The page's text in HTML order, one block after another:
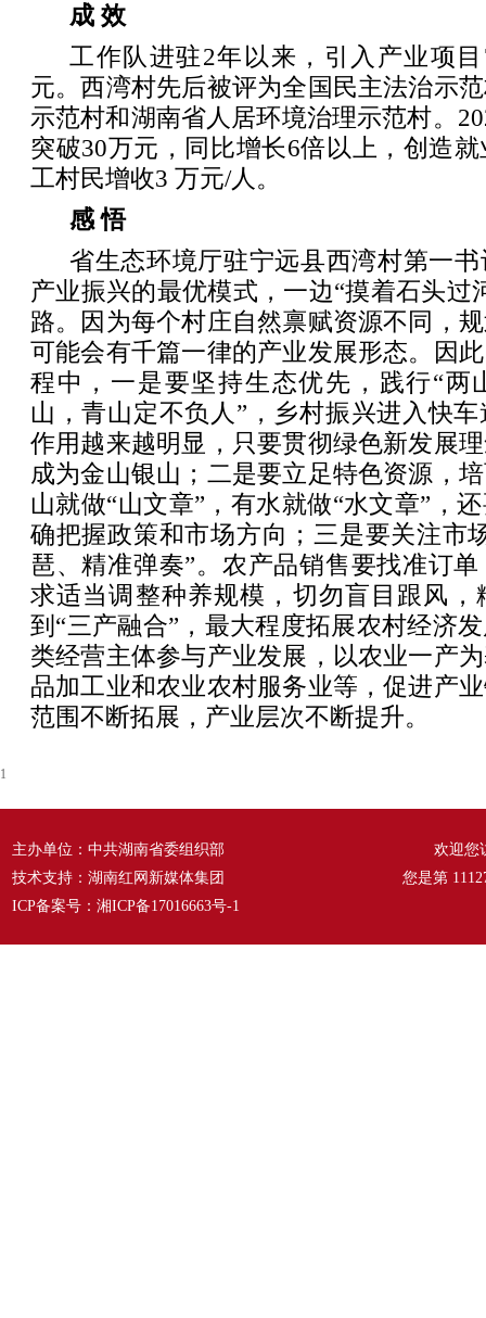
成 效
工作队进驻2年以来，引入产业项
元。西湾村先后被评为全国民主法治示
示范村和湖南省人居环境治理示范村。
突破30万元，同比增长6倍以上，创造
工村民增收3 万元/人。
感 悟
省生态环境厅驻宁远县西湾村第一
产业振兴的最优模式，一边“摸着石头过
路。因为每个村庄自然禀赋资源不同，
可能会有千篇一律的产业发展形态。因
程中，一是要坚持生态优先，践行“两
山，青山定不负人”，乡村振兴进入快
作用越来越明显，只要贯彻绿色新发展
成为金山银山；二是要立足特色资源，
山就做“山文章”，有水就做“水文章”，
确把握政策和市场方向；三是要关注市
琶、精准弹奏”。农产品销售要找准订
求适当调整种养规模，切勿盲目跟风，
到“三产融合”，最大程度拓展农村经济
类经营主体参与产业发展，以农业一产
品加工业和农业农村服务业等，促进产
范围不断拓展，产业层次不断提升。
1
主办单位：中共湖南省委组织部
技术支持：湖南红网新媒体集团
ICP备案号： 湘ICP备17016663号-1
欢迎您
您是第